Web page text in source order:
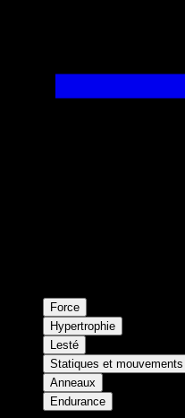
Force
Hypertrophie
Lesté
Statiques et
Anneaux
Endurance